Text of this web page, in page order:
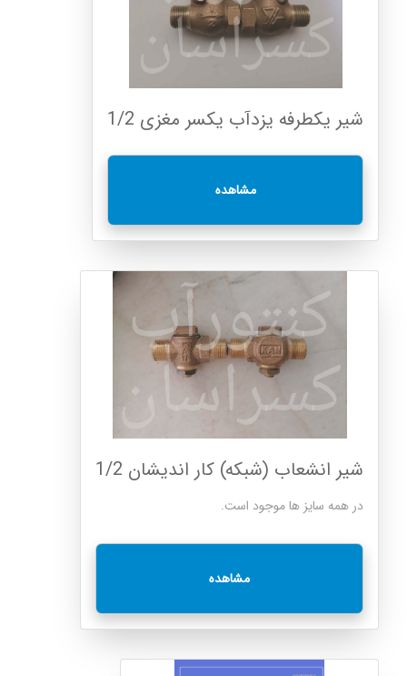
شیر یکطرفه یزدآب یکسر مغزی 1/2
مشاهده
شیر انشعاب (شبکه) کار اندیشان 1/2
در همه سایز ها موجود است.
مشاهده